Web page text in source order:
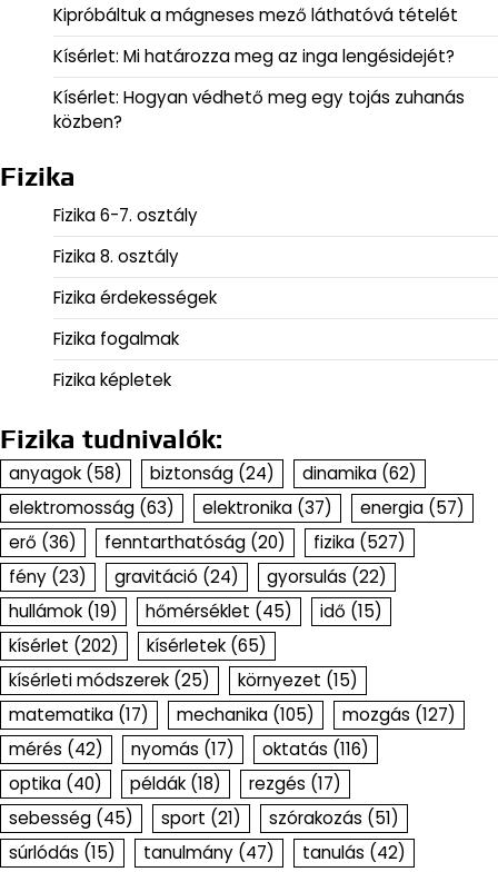
Kipróbáltuk a mágneses mező láthatóvá tételét
Kísérlet: Mi határozza meg az inga lengésidejét?
Kísérlet: Hogyan védhető meg egy tojás zuhanás
közben?
Fizika
Fizika 6-7. osztály
Fizika 8. osztály
Fizika érdekességek
Fizika fogalmak
Fizika képletek
Fizika tudnivalók:
anyagok (58) biztonság (24) dinamika (62)
elektromosság (63) elektronika (37) energia (57)
erő (36) fenntarthatóság (20) fizika (527)
fény (23) gravitáció (24) gyorsulás (22)
hullámok (19) hőmérséklet (45) idő (15)
kísérlet (202) kísérletek (65)
kísérleti módszerek (25) környezet (15)
matematika (17) mechanika (105) mozgás (127)
mérés (42) nyomás (17) oktatás (116)
optika (40) példák (18) rezgés (17)
sebesség (45) sport (21) szórakozás (51)
súrlódás (15) tanulmány (47) tanulás (42)